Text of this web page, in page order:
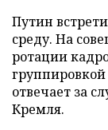
Путин
среду. На
ротации
отвечает за
Кремля.